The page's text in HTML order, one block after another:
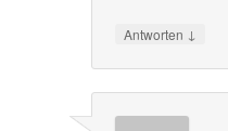
Antworten ↓